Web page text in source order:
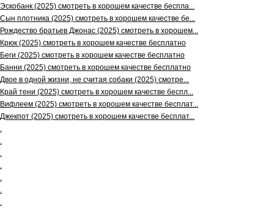
Эскобанк (2025) смотреть в хорошем качестве беспла...
Сын плотника (2025) смотреть в хорошем качестве бе...
Рождество братьев Джонас (2025) смотреть в хорошем...
Крюк (2025) смотреть в хорошем качестве бесплатно
Беги (2025) смотреть в хорошем качестве бесплатно
Банни (2025) смотреть в хорошем качестве бесплатно
Двое в одной жизни, не считая собаки (2025) смотре...
Край тени (2025) смотреть в хорошем качестве беспл...
Вифлеем (2025) смотреть в хорошем качестве бесплат...
Джекпот (2025) смотреть в хорошем качестве бесплат...